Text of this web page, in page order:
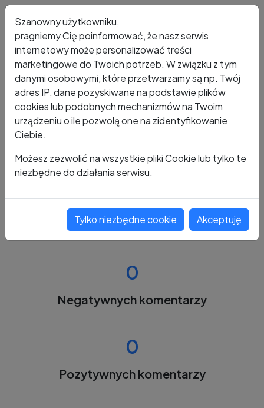
Kto dzwonił? Numer +48 662 048 266
+48 662 048 266
0
Negatywnych komentarzy
0
Pozytywnych komentarzy
Szanowny użytkowniku,
pragniemy Cię poinformować, że nasz serwis
internetowy może personalizować treści
marketingowe do Twoich potrzeb. W związku z tym
danymi osobowymi, które przetwarzamy są np. Twój
adres IP, dane pozyskiwane na podstawie plików
cookies lub podobnych mechanizmów na Twoim
urządzeniu o ile pozwolą one na zidentyfikowanie
Ciebie.
Możesz zezwolić na wszystkie pliki Cookie lub tylko te
niezbędne do działania serwisu.
Tylko niezbędne cookie Akceptuję